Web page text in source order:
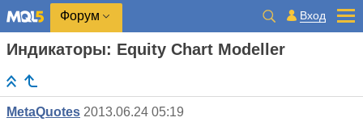
Форум Вход
Индикаторы: Equity Chart Modeller
MetaQuotes 2013.06.24 05:19